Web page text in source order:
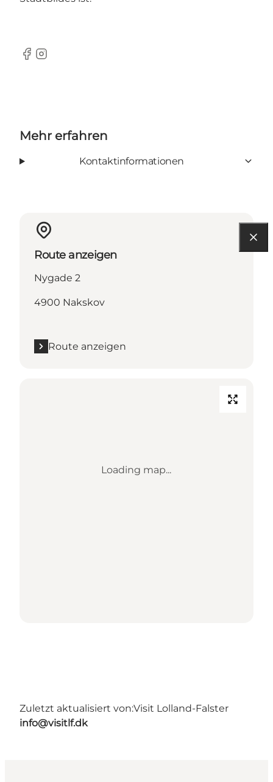
Facebook
Instagram
Mehr erfahren
Kontaktinformationen
Route anzeigen
Nygade 2
4900 Nakskov
Route anzeigen
Loading map...
Zuletzt aktualisiert von:Visit Lolland-Falster
info@visitlf.dk